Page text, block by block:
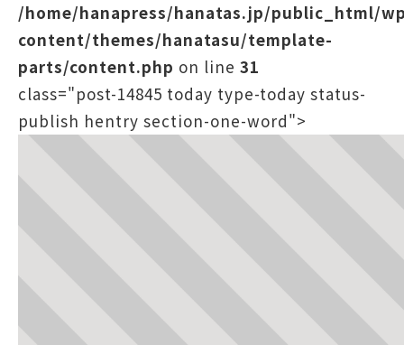
/home/hanapress/hanatas.jp/public_html/
content/themes/hanatasu/template-
parts/content.php on line 31
class="post-14845 today type-today status-
publish hentry section-one-word">